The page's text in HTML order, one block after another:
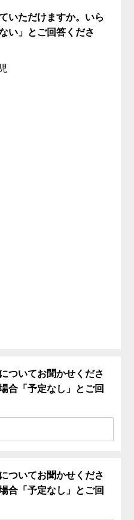
いただけますか。いら
い」とご回答くださ
ついてお聞かせくださ
合「予定なし」とご回
ついてお聞かせくださ
合「予定なし」とご回